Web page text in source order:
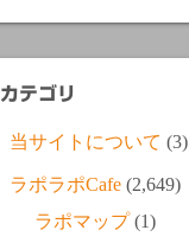
カテゴリ
当サイトについて (3)
ラポラポCafe (2,649)
ラポマップ(1)